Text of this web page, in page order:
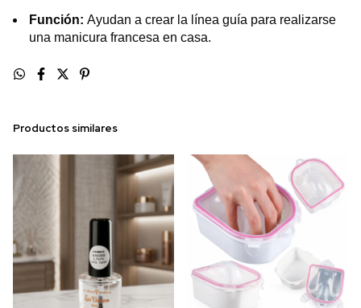
Función: Ayudan a crear la línea guía para realizarse
una manicura francesa en casa.
Productos similares